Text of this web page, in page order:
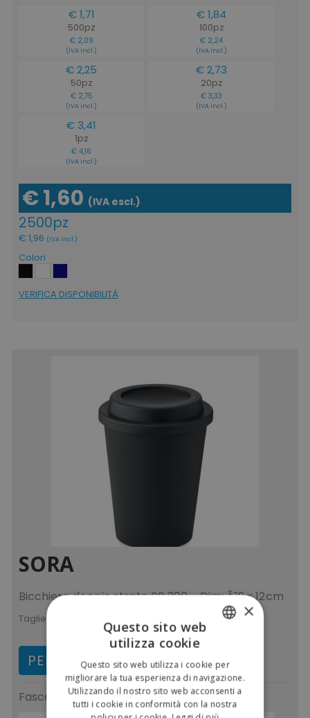
€ 1,71
500pz
€ 2,09
(IVA incl.)
€ 1,84
100pz
€ 2,24
(IVA incl.)
€ 2,25
50pz
€ 2,75
(IVA incl.)
€ 2,73
20pz
€ 3,33
(IVA incl.)
€ 3,41
1pz
€ 4,16
(IVA incl.)
€ 1,60 (IVA escl.)
2500pz
€ 1,96 (IVA incl.)
Colori
VERIFICA DISPONIBILITÁ
SORA
Bicchiere doppio strato PP 300 - Dim: Ã˜9 x 12cm
Taglie:
PERSONALIZZA E ACQUISTA
Fasce di prezzo(IVA escl.)
ENGLISH
×
Questo sito web
utilizza cookie
Questo sito web utilizza i cookie per
migliorare la tua esperienza di navigazione.
Utilizzando il nostro sito web acconsenti a
tutti i cookie in conformità con la nostra